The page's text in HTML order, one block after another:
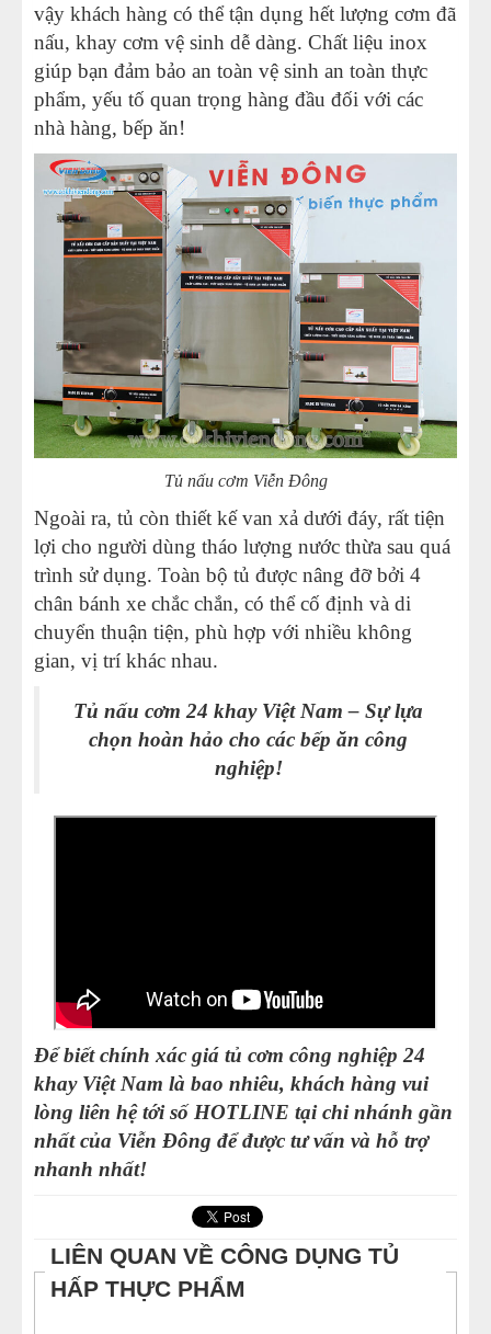
vậy khách hàng có thể tận dụng hết lượng cơm đã
nấu, khay cơm vệ sinh dễ dàng. Chất liệu inox
giúp bạn đảm bảo an toàn vệ sinh an toàn thực
phẩm, yếu tố quan trọng hàng đầu đối với các
nhà hàng, bếp ăn!
Tủ nấu cơm Viễn Đông
Ngoài ra, tủ còn thiết kế van xả dưới đáy, rất tiện
lợi cho người dùng tháo lượng nước thừa sau quá
trình sử dụng. Toàn bộ tủ được nâng đỡ bởi 4
chân bánh xe chắc chắn, có thể cố định và di
chuyển thuận tiện, phù hợp với nhiều không
gian, vị trí khác nhau.
Tủ nấu cơm 24 khay Việt Nam – Sự lựa
chọn hoàn hảo cho các bếp ăn công
nghiệp!
Để biết chính xác giá tủ cơm công nghiệp 24
khay Việt Nam là bao nhiêu, khách hàng vui
lòng liên hệ tới số HOTLINE tại chi nhánh gần
nhất của Viễn Đông để được tư vấn và hỗ trợ
nhanh nhất!
LIÊN QUAN VỀ CÔNG DỤNG TỦ
HẤP THỰC PHẨM